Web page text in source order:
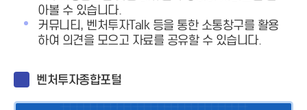
아볼 수 있습니다.
커뮤니티, 벤처투자Talk 등을 통한 소통창구를 활용
하여 의견을 모으고 자료를 공유할 수 있습니다.
벤처투자종합포털